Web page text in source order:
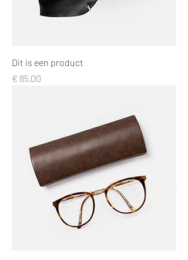
Dit is een product
Prijs
€ 85,00